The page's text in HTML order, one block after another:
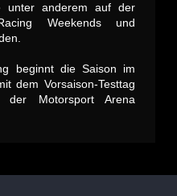
unter anderem auf der
Weekends und
beginnt die Saison im
dem Vorsaison-Testtag
Motorsport Arena